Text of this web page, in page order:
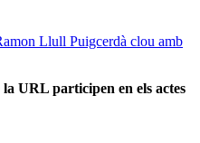
Llull Puigcerdà clou amb
URL participen en els actes